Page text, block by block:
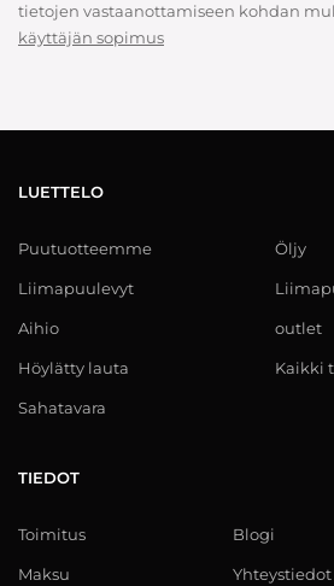
tietojen vastaanottamiseen kohdan
käyttäjän sopimus
LUETTELO
Puutuotteemme
Liimapuulevyt
Aihio
Höylätty lauta
Sahatavara
Öljy
outlet
Kaikki
TIEDOT
Toimitus
Maksu
Blogi
Yhteystiedot